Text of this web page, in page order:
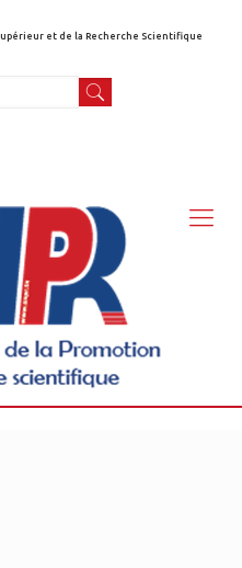
et de la Recherche Scientifique